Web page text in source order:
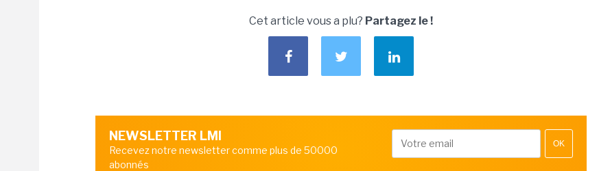
Cet article vous a plu? Partagez le !
NEWSLETTER LMI
Recevez notre newsletter comme plus de 50000
abonnés
OK